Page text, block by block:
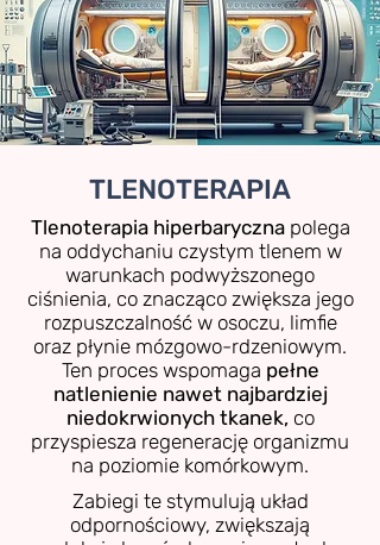
TLENOTERAPIA
Tlenoterapia hiperbarycznapolega
na oddychaniu czystym tlenem w
warunkach podwyższonego
ciśnienia, co znacząco zwiększa jego
rozpuszczalność w osoczu, limfie
oraz płynie mózgowo-rdzeniowym.
Ten proces wspomaga pełne
natlenienie nawet najbardziej
niedokrwionych tkanek, co
przyspiesza regenerację organizmu
na poziomie komórkowym.
Zabiegi te stymulują układ
odpornościowy, zwiększają